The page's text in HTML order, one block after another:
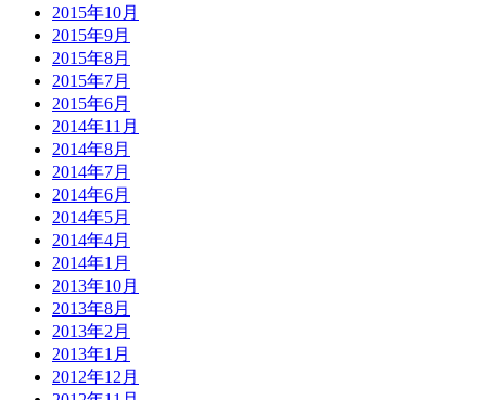
2015年10月
2015年9月
2015年8月
2015年7月
2015年6月
2014年11月
2014年8月
2014年7月
2014年6月
2014年5月
2014年4月
2014年1月
2013年10月
2013年8月
2013年2月
2013年1月
2012年12月